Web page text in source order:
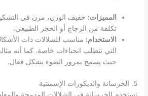
المميزات: خفيف الوزن، مرن في
تكلفة من الزجاج أو الحجر الطبيعي.
الاستخدام: مناسب للشلالات ذات
التي تتطلب انحناءات خاصة. كما أنه
حيث يسمح بمرور الضوء بشكل فعال.
5. الخرسانة والديكورات الإسمنتية